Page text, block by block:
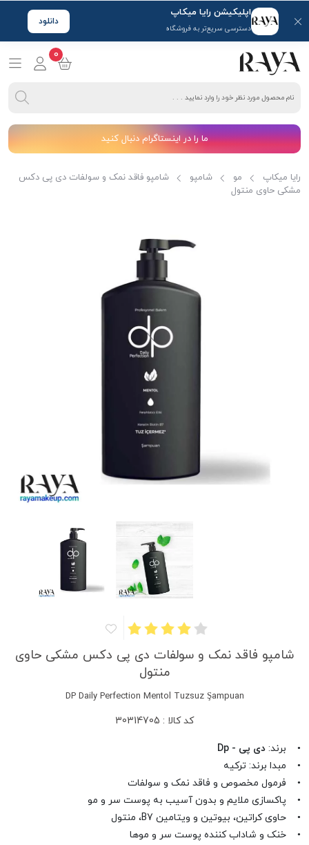
اپلیکیشن رایا میکاپ
دسترسی سریع‌تر به فروشگاه
دانلود
0
ما را در اینستاگرام دنبال کنید
رایا میکاپ مو شامپو
شامپو فاقد نمک و سولفات دی پی دکس
مشکی حاوی منتول
شامپو فاقد نمک و سولفات دی پی دکس مشکی حاوی
منتول
DP Daily Perfection Mentol Tuzsuz Şampuan
کد کالا : 30314705
• برند: دی پی - Dp
• مبدا برند: ترکیه
• فرمول مخصوص و فاقد نمک و سولفات
• پاکسازی ملایم و بدون آسیب به پوست سر و مو
• حاوی کراتین، بیوتین و ویتامین B7، منتول
• خنک و شاداب کننده پوست سر و موها